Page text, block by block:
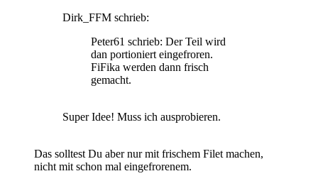
Dirk_FFM schrieb:
Peter61 schrieb: Der Teil wird
dan portioniert eingefroren.
FiFika werden dann frisch
gemacht.
Super Idee! Muss ich ausprobieren.
Das solltest Du aber nur mit frischem Filet machen,
nicht mit schon mal eingefrorenem.